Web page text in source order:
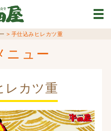
> 手仕込みヒレカツ重
ニュー
レカツ重